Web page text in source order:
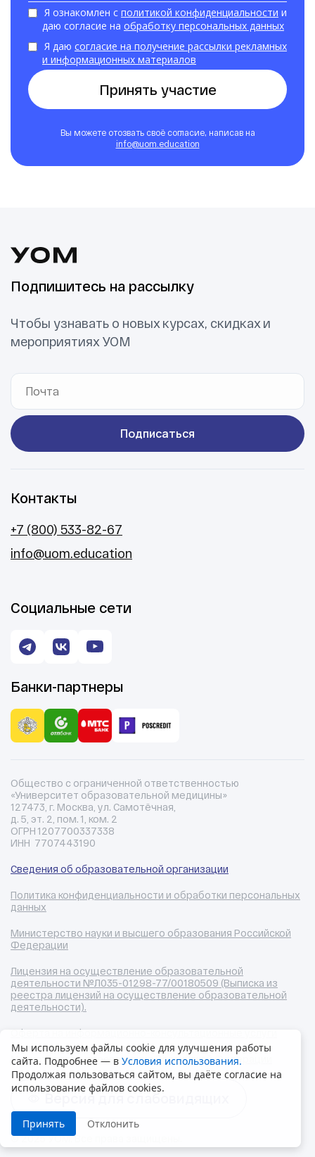
Я ознакомлен с политикой конфиденциальности и
даю согласие на обработку персональных данных
Я даю согласие на получение рассылки рекламных
и информационных материалов
Принять участие
Вы можете отозвать своё согласие, написав на
info@uom.education
Подпишитесь на рассылку
Чтобы узнавать о новых курсах, скидках и
мероприятиях УОМ
Подписаться
Контакты
Социальные сети
Банки-партнеры
+7 (800) 533-82-67
info@uom.education
Общество с ограниченной ответственностью
«Университет образовательной медицины»
127473, г. Москва, ул. Самотёчная,
д. 5, эт. 2, пом. 1, ком. 2
ОГРН 1207700337338
ИНН 7707443190
Сведения об образовательной организации
Политика конфиденциальности и обработки персональных
данных
Министерство науки и высшего образования Российской
Федерации
Лицензия на осуществление образовательной
деятельности №Л035-01298-77/00180509 (Выписка из
реестра лицензий на осуществление образовательной
деятельности).
Оферта на информационно-консультационные услуги
Версия для слабовидящих
Министерство просвещения Российской Федерации
© 2025 УОМ. Все права защищены.
Мы используем файлы cookie для улучшения работы
сайта. Подробнее — в Условия использования.
Продолжая пользоваться сайтом, вы даёте согласие на
использование файлов cookies.
Принять Отклонить